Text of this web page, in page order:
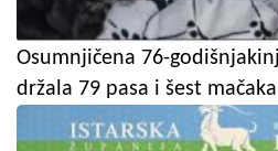
Osumnjičena 76-
držala 79 pasa i šest mačaka